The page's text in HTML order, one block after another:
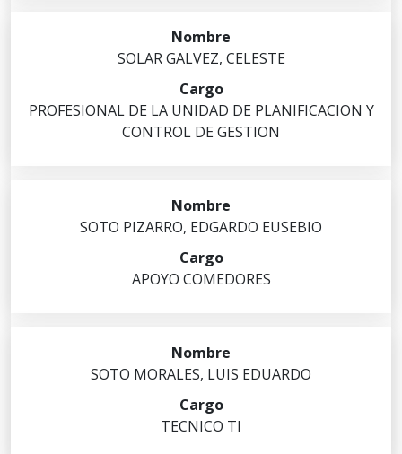
SOLAR GALVEZ, CELESTE
PROFESIONAL DE LA UNIDAD DE PLANIFICACION Y
CONTROL DE GESTION
SOTO PIZARRO, EDGARDO EUSEBIO
APOYO COMEDORES
SOTO MORALES, LUIS EDUARDO
TECNICO TI